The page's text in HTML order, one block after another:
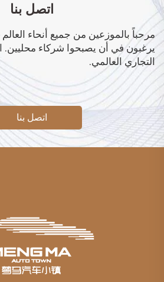
اتصل بنا
مرحباً بالموزعين من جميع أنحاء
يرغبون في أن يصبحوا شركاء محليين.
التجاري العالمي.
اتصل بنا